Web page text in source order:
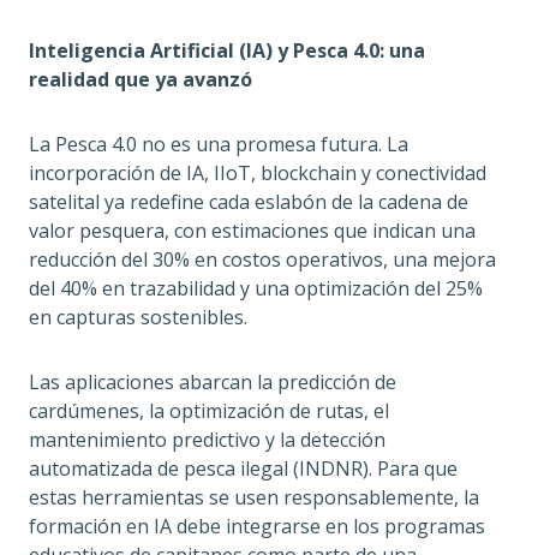
Inteligencia Artificial (IA) y Pesca 4.0: una
realidad que ya avanzó
La Pesca 4.0 no es una promesa futura. La
incorporación de IA, IIoT, blockchain y conectividad
satelital ya redefine cada eslabón de la cadena de
valor pesquera, con estimaciones que indican una
reducción del 30% en costos operativos, una mejora
del 40% en trazabilidad y una optimización del 25%
en capturas sostenibles.
Las aplicaciones abarcan la predicción de
cardúmenes, la optimización de rutas, el
mantenimiento predictivo y la detección
automatizada de pesca ilegal (INDNR). Para que
estas herramientas se usen responsablemente, la
formación en IA debe integrarse en los programas